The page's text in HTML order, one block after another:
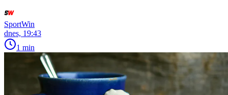
SportWin
dnes, 19:43
1 min